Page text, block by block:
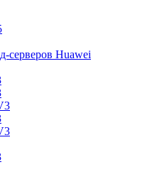
серверов Huawei